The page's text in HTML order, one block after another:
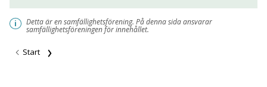
i Detta är en samfällighetsförening. På denna sida ansvarar
samfällighetsföreningen för innehållet.
Start